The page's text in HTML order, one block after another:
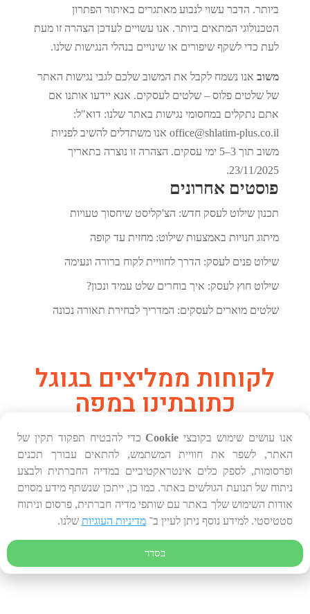
ביותר. הדבר עשוי לנבוע מאתגרים באיתור הפתרון
הטכנולוגי המתאים ביותר. אנו עשויים לעדכן הצהרה זו מעת
לעת כדי לשקף שיפורים או שינויים בנהלי הנגישות שלנו.
משובאנו נשמח לקבל את המשוב שלכם לגבי נגישות האתר
של שלטים פלוס – שלטים לעסקים. אנא יידעו אותנו אם
אתם נתקלים במחסומי נגישות באתר שלנו: דוא"ל:
office@shlatim-plus.co.ilאנו משתדלים להשיב לפניות
משוב תוך 3–5 ימי עסקים. הצהרה זו נוצרה בתאריך
23/11/2025.
פוסטים אחרונים
תכנון שילוט לעסק חדש: הצ'קליסט שיחסוך טעויות
מיתוג חנויות באמצעות שילוט: מחזית עד קופה
שילוט פנים לעסק: הדרך לחוויית לקוח ברורה ונעימה
שילוט חוץ לעסק: איך בוחרים שלט עמיד ונכון?
שלטים מוארים לעסקים: המדריך לבחירת תאורה נכונה
לקוחות ממליצים בגוגל
כתובתינו במפה
אנו עושים שימוש בקובצי Cookieכדי להבטיח תפקוד תקין של
האתר, לשפר את חוויית המשתמש, להתאים עבורך תכנים
ופרסומות, לספק כלים אינטראקטיביים במדיה החברתית ולבצע
ניתוח של תנועת הגולשים באתר. כמו כן, ייתכן שנשתף מידע מסוים
אודות השימוש שלך באתר עם שותפי מדיה חברתית, פרסום וניתוח
סטטיסטי. למידע נוסף ניתן לעיין ב־ מדיניות העוגיות שלנו.
בסדר